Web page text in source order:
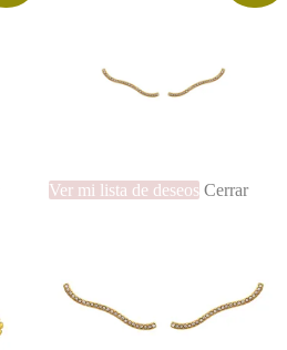
Ver mi lista de deseos Cerrar